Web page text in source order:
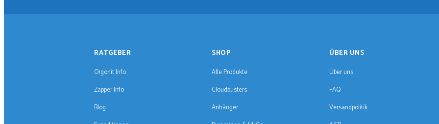
RATGEBER
Orgonit Info
Zapper Info
Blog
SHOP
Alle Produkte
Cloudbusters
Anhänger
ÜBER UNS
Über uns
FAQ
Versandpolitik